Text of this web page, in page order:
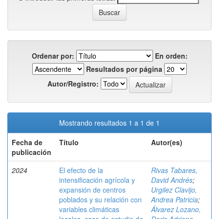
Ordenar por:
En orden:
Resultados por página
Autor/Registro:
Mostrando resultados 1 a 1 de 1
Fecha de
publicación
Título Autor(es)
2024
El efecto de la
intensificación agrícola y
expansión de centros
poblados y su relación con
variables climáticas
Rivas Tabares,
David Andrés;
Urgilez Clavijo,
Andrea Patricia;
Álvarez Lozano,